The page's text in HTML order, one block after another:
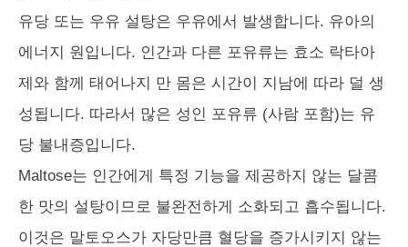
유당 또는 우유 설탕은 우유에서 발생합니다. 유아의
에너지 원입니다. 인간과 다른 포유류는 효소 락타아
제와 함께 태어나지 만 몸은 시간이 지남에 따라 덜 생
성됩니다. 따라서 많은 성인 포유류 (사람 포함)는 유
당 불내증입니다.
Maltose는 인간에게 특정 기능을 제공하지 않는 달콤
한 맛의 설탕이므로 불완전하게 소화되고 흡수됩니다.
이것은 말토오스가 자당만큼 혈당을 증가시키지 않는